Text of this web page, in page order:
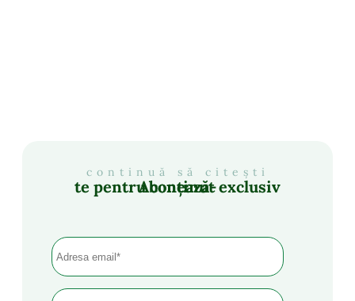
continuă să citești
Abonează-te pentru conținut exclusiv